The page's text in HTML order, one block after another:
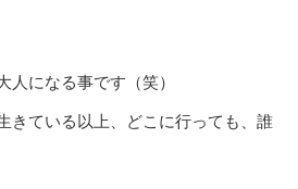
人になる事です（笑）
きている以上、どこに行っても、誰